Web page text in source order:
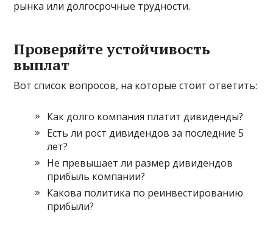
рынка или долгосрочные трудности.
Проверяйте устойчивость
выплат
Вот список вопросов, на которые стоит ответить:
Как долго компания платит дивиденды?
Есть ли рост дивидендов за последние 5
лет?
Не превышает ли размер дивидендов
прибыль компании?
Какова политика по реинвестированию
прибыли?